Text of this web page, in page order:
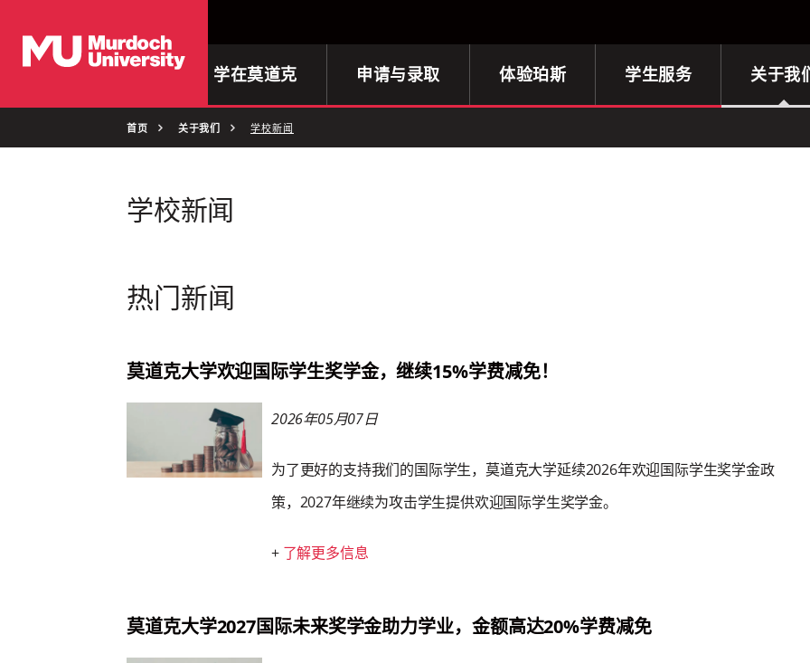
首页 学在莫道克 申请与录取 体验珀斯 学生服务 关于我
首页 关于我们 学校新闻
学校新闻
热门新闻
莫道克大学欢迎国际学生奖学金，继续15%学费减免！
2026年05月07日
为了更好的支持我们的国际学生，莫道克大学延续2026年欢迎国际学生奖学金政
策，2027年继续为攻击学生提供欢迎国际学生奖学金。
+ 了解更多信息
莫道克大学2027国际未来奖学金助力学业，金额高达20%学费减免